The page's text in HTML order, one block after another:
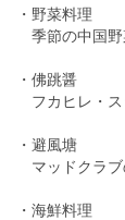
・野菜料理
季節の中国野
・佛跳醤
フカヒレ・ス
・避風塘
マッドクラブ
・海鮮料理